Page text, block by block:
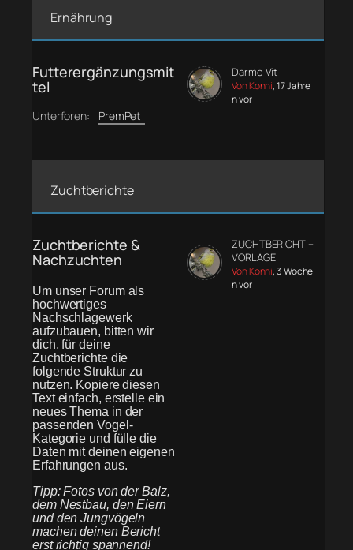
Ernährung
Futterergänzungsmit
tel
Unterforen: PremPet
Darmo Vit
Von Konni, 17 Jahre
n vor
Zuchtberichte
Zuchtberichte &
Nachzuchten
Um unser Forum als
hochwertiges
Nachschlagewerk
aufzubauen, bitten wir
dich, für deine
Zuchtberichte die
folgende Struktur zu
nutzen. Kopiere diesen
Text einfach, erstelle ein
neues Thema in der
passenden Vogel-
Kategorie und fülle die
Daten mit deinen eigenen
Erfahrungen aus.
Tipp: Fotos von der Balz,
dem Nestbau, den Eiern
und den Jungvögeln
machen deinen Bericht
erst richtig spannend!
ZUCHTBERICHT –
VORLAGE
Von Konni, 3 Woche
n vor